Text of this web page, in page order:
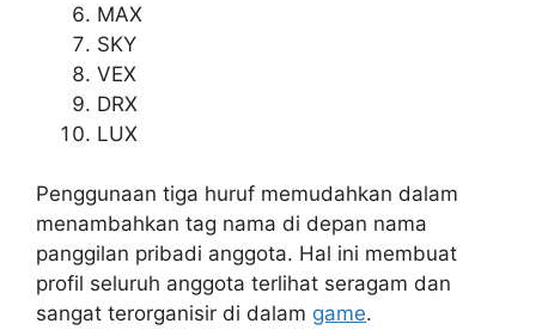
MAX
SKY
VEX
DRX
LUX
Penggunaan tiga huruf memudahkan dalam
menambahkan tag nama di depan nama
panggilan pribadi anggota. Hal ini membuat
profil seluruh anggota terlihat seragam dan
sangat terorganisir di dalam game.